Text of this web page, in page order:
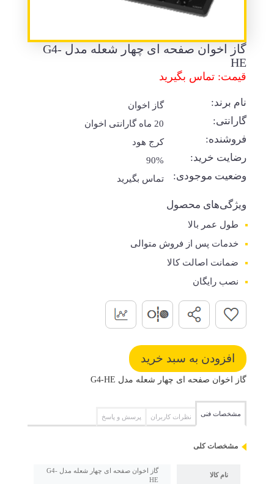
گاز اخوان صفحه ای چهار شعله مدل G4-
HE
قیمت: تماس بگیرید
نام برند: گاز اخوان
گارانتی: 20 ماه گارانتی اخوان
فروشنده: کرج هود
رضایت خرید: 90%
وضعیت موجودی: تماس بگیرید
ویژگی‌های محصول
طول عمر بالا
خدمات پس از فروش متوالی
ضمانت اصالت کالا
نصب رایگان
گاز اخوان صفحه ای چهار شعله مدل G4-HE
مشخصات فنی نظرات کاربران پرسش و پاسخ
مشخصات کلی
نام کالا
گاز اخوان صفحه ای چهار شعله مدل G4-
HE